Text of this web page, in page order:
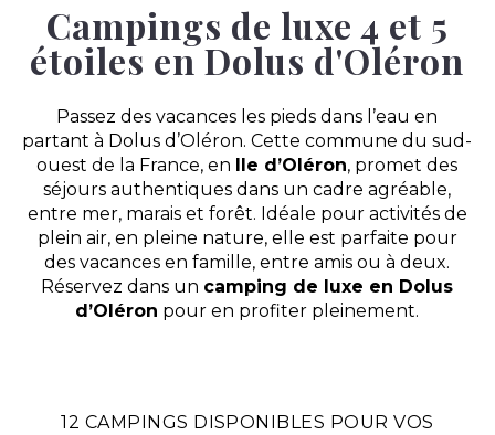
Campings de luxe 4 et 5
étoiles en Dolus d'Oléron
Passez des vacances les pieds dans l’eau en
partant à Dolus d’Oléron. Cette commune du sud-
ouest de la France, en Ile d’Oléron, promet des
séjours authentiques dans un cadre agréable,
entre mer, marais et forêt. Idéale pour activités de
plein air, en pleine nature, elle est parfaite pour
des vacances en famille, entre amis ou à deux.
Réservez dans un camping de luxe en Dolus
d’Oléron pour en profiter pleinement.
12 CAMPINGS DISPONIBLES POUR VOS